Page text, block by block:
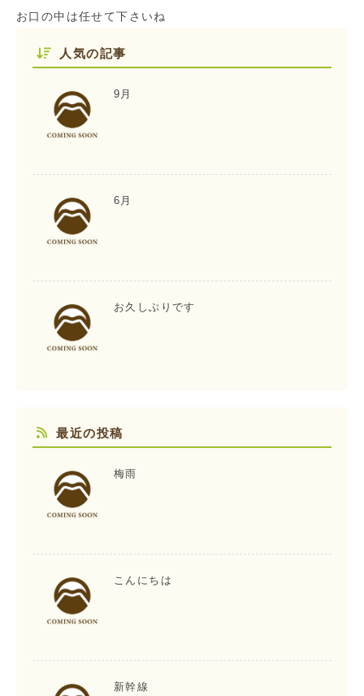
お口の中は任せて下さいね
人気の記事
9月
6月
お久しぶりです
最近の投稿
梅雨
こんにちは
新幹線